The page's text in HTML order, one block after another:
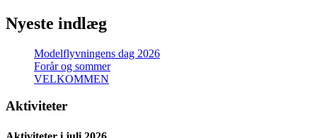
Nyeste indlæg
Modelflyvningens dag 2026
Forår og sommer
VELKOMMEN
Aktiviteter